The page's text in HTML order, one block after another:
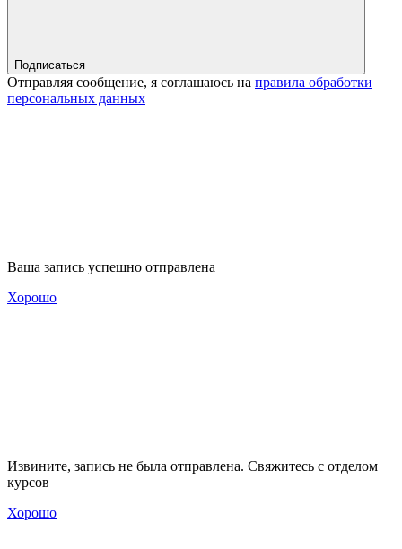
Подписаться
Отправляя сообщение, я соглашаюсь на правила обработки
персональных данных
Ваша запись успешно отправлена
Хорошо
Извините, запись не была отправлена. Свяжитесь с отделом
курсов
Хорошо